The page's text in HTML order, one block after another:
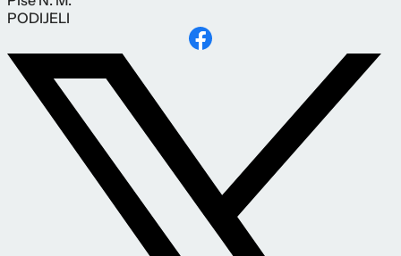
PODIJELI